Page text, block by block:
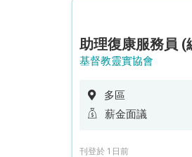
基督教靈實協會
多區
薪金面議
刊登於 1日前